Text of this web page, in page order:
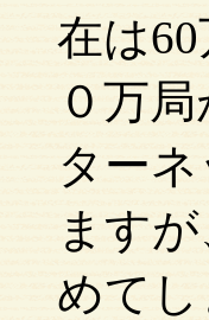
在は
０万
ター
ます
めて